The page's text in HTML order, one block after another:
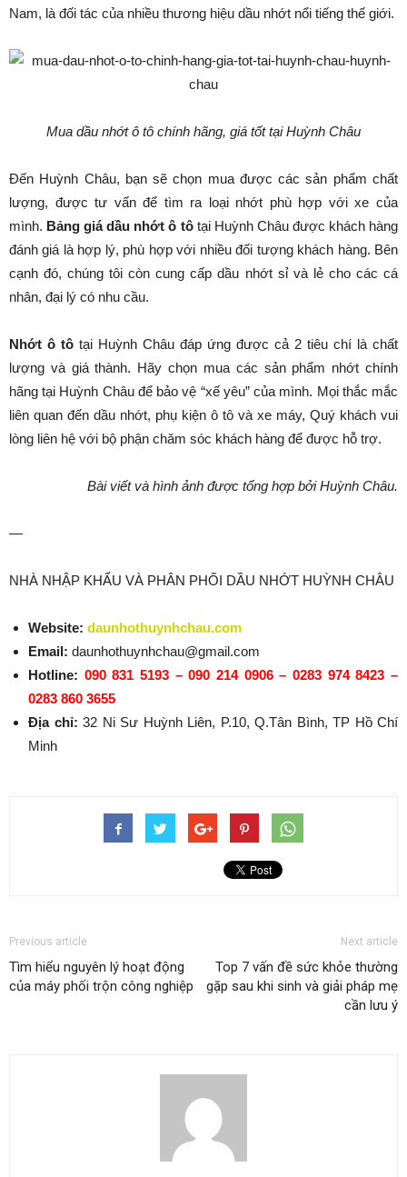
Nam, là đối tác của nhiều thương hiệu dầu nhớt nổi tiếng thế giới.
Mua dầu nhớt ô tô chính hãng, giá tốt tại Huỳnh Châu
Đến Huỳnh Châu, bạn sẽ chọn mua được các sản phẩm chất
lượng, được tư vấn để tìm ra loại nhớt phù hợp với xe của
mình. Bảng giá dầu nhớt ô tôtại Huỳnh Châu được khách hàng
đánh giá là hợp lý, phù hợp với nhiều đối tượng khách hàng. Bên
cạnh đó, chúng tôi còn cung cấp dầu nhớt sỉ và lẻ cho các cá
nhân, đại lý có nhu cầu.
Nhớt ô tô tại Huỳnh Châu đáp ứng được cả 2 tiêu chí là chất
lượng và giá thành. Hãy chọn mua các sản phẩm nhớt chính
hãng tại Huỳnh Châu để bảo vệ “xế yêu” của mình. Mọi thắc mắc
liên quan đến dầu nhớt, phụ kiện ô tô và xe máy, Quý khách vui
lòng liên hệ với bộ phận chăm sóc khách hàng để được hỗ trợ.
Bài viết và hình ảnh được tổng hợp bởi Huỳnh Châu.
—
NHÀ NHẬP KHẨU VÀ PHÂN PHỐI DẦU NHỚT HUỲNH CHÂU
Website: daunhothuynhchau.com
Email: daunhothuynhchau@gmail.com
Hotline: 090 831 5193 – 090 214 0906 – 0283 974 8423 –
0283 860 3655
Địa chỉ: 32 Ni Sư Huỳnh Liên, P.10, Q.Tân Bình, TP Hồ Chí
Minh
Previous article
Tìm hiểu nguyên lý hoạt động
của máy phối trộn công nghiệp
Next article
Top 7 vấn đề sức khỏe thường
gặp sau khi sinh và giải pháp mẹ
cần lưu ý